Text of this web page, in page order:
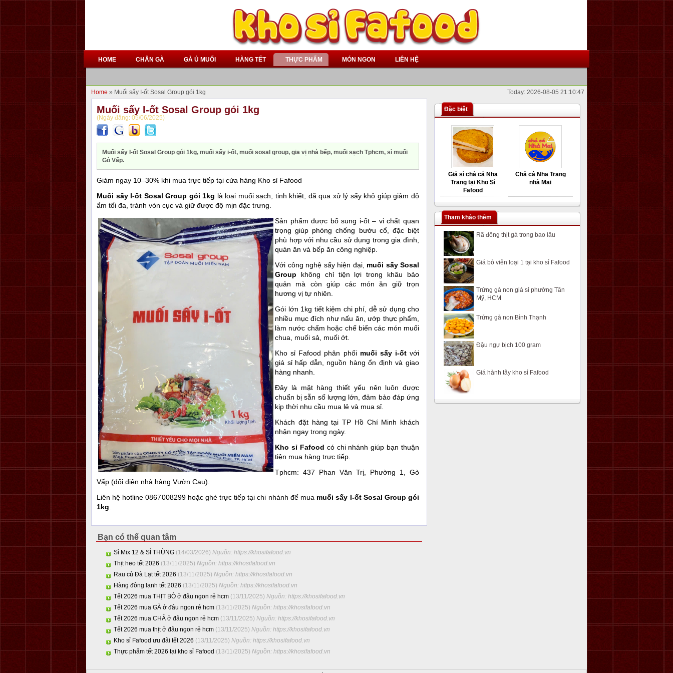
HOME CHÂN GÀ GÀ Ủ MUỐI HÀNG TẾT THỰC PHẨM MÓN NGON LIÊN HỆ
Home » Muối sấy I-ốt Sosal Group gói 1kg Today: 2026-08-05 21:10:47
Muối sấy I-ốt Sosal Group gói 1kg
(Ngày đăng: 05/06/2025)
Muối sấy I-ốt Sosal Group gói 1kg, muối sấy i-ốt, muối sosal group, gia vị nhà bếp, muối sạch Tphcm, sỉ muối
Gò Vấp.
Giảm ngay 10–30% khi mua trực tiếp tại cửa hàng Kho sỉ Fafood
Muối sấy I-ốt Sosal Group gói 1kg là loại muối sạch, tinh khiết, đã qua xử lý sấy khô giúp giảm độ
ẩm tối đa, tránh vón cục và giữ được độ mịn đặc trưng.
Sản phẩm được bổ sung i-ốt – vi chất quan
trọng giúp phòng chống bướu cổ, đặc biệt
phù hợp với nhu cầu sử dụng trong gia đình,
quán ăn và bếp ăn công nghiệp.
Với công nghệ sấy hiện đại, muối sấy Sosal
Group không chỉ tiện lợi trong khâu bảo
quản mà còn giúp các món ăn giữ trọn
hương vị tự nhiên.
Gói lớn 1kg tiết kiệm chi phí, dễ sử dụng cho
nhiều mục đích như nấu ăn, ướp thực phẩm,
làm nước chấm hoặc chế biến các món muối
chua, muối sả, muối ớt.
Kho sỉ Fafood phân phối muối sấy i-ốtvới
giá sỉ hấp dẫn, nguồn hàng ổn định và giao
hàng nhanh.
Đây là mặt hàng thiết yếu nên luôn được
chuẩn bị sẵn số lượng lớn, đảm bảo đáp ứng
kịp thời nhu cầu mua lẻ và mua sỉ.
Khách đặt hàng tại TP Hồ Chí Minh khách
nhận ngay trong ngày.
Kho sỉ Fafood có chi nhánh giúp bạn thuận
tiện mua hàng trực tiếp.
Tphcm: 437 Phan Văn Trị, Phường 1, Gò
Vấp (đối diện nhà hàng Vườn Cau).
Liên hệ hotline 0867008299 hoặc ghé trực tiếp tại chi nhánh để mua muối sấy I-ốt Sosal Group gói
1kg
Bạn có thể quan tâm
Sỉ Mix 12 & SỈ THÙNG (14/03/2026) Nguồn: https://khosifafood.vn
Thịt heo tết 2026 (13/11/2025) Nguồn: https://khosifafood.vn
Rau củ Đà Lạt tết 2026 (13/11/2025) Nguồn: https://khosifafood.vn
Hàng đông lạnh tết 2026 (13/11/2025) Nguồn: https://khosifafood.vn
Tết 2026 mua THỊT BÒ ở đâu ngon rẻ hcm (13/11/2025) Nguồn: https://khosifafood.vn
Tết 2026 mua GÀ ở đâu ngon rẻ hcm (13/11/2025) Nguồn: https://khosifafood.vn
Tết 2026 mua CHẢ ở đâu ngon rẻ hcm (13/11/2025) Nguồn: https://khosifafood.vn
Tết 2026 mua thịt ở đâu ngon rẻ hcm (13/11/2025) Nguồn: https://khosifafood.vn
Kho sỉ Fafood ưu đãi tết 2026 (13/11/2025) Nguồn: https://khosifafood.vn
Thực phẩm tết 2026 tại kho sỉ Fafood (13/11/2025) Nguồn: https://khosifafood.vn
Đặc biệt
Giá sỉ chả cá Nha
Trang tại Kho Sỉ
Fafood
Chả cá Nha Trang
nhà Mai
Tham khảo thêm
Rã đông thịt gà trong bao lâu
Giá bò viên loại 1 tại kho sỉ Fafood
Trứng gà non giá sỉ phường Tân
Mỹ, HCM
Trứng gà non Bình Thạnh
Đậu ngự bịch 100 gram
Giá hành tây kho sỉ Fafood